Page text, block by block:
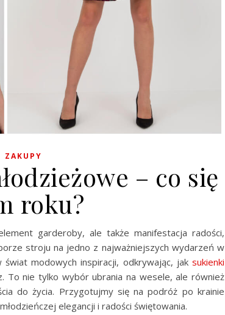
ZAKUPY
– co się
roku?
garderoby, ale także manifestacja radości,
stroju na jedno z najważniejszych wydarzeń w
modowych inspiracji, odkrywając, jak sukienki
To nie tylko wybór ubrania na wesele, ale również
do życia. Przygotujmy się na podróż po krainie
elegancji i radości świętowania.